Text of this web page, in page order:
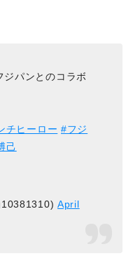
ジパンとのコラボ
チヒーロー #フジ
己
April